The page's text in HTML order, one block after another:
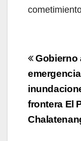
de
Gobierno
frontera El